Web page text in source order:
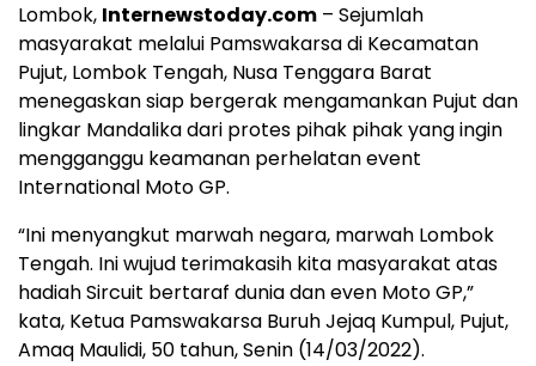
Lombok, Internewstoday.com – Sejumlah
masyarakat melalui Pamswakarsa di Kecamatan
Pujut, Lombok Tengah, Nusa Tenggara Barat
menegaskan siap bergerak mengamankan Pujut dan
lingkar Mandalika dari protes pihak pihak yang ingin
mengganggu keamanan perhelatan event
International Moto GP.
“Ini menyangkut marwah negara, marwah Lombok
Tengah. Ini wujud terimakasih kita masyarakat atas
hadiah Sircuit bertaraf dunia dan even Moto GP,”
kata, Ketua Pamswakarsa Buruh Jejaq Kumpul, Pujut,
Amaq Maulidi, 50 tahun, Senin (14/03/2022).